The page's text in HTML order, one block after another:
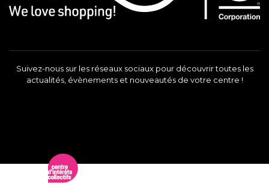
Suivez-nous sur les réseaux sociaux pour découvrir toutes les
actualités, évènements et nouveautés de votre centre !